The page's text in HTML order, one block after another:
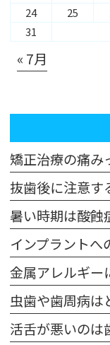
24
25
31
« 7月
抜歯後に注意す
暑い時期は酸蝕
虫歯や歯周病は
活舌が悪いのは